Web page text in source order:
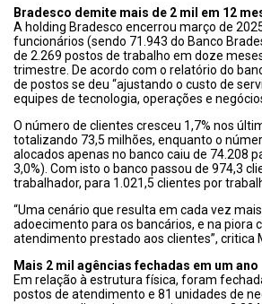
Bradesco demite mais de 2 mil em 12
A holding Bradesco encerrou março de
funcionários (sendo 71.943 do Banco
de 2.269 postos de trabalho em doze
trimestre. De acordo com o relatório do
de postos se deu “ajustando o custo de
equipes de tecnologia, operações e
O número de clientes cresceu 1,7% nos
totalizando 73,5 milhões, enquanto o
alocados apenas no banco caiu de 74.208
3,0%). Com isto o banco passou de 974,3
trabalhador, para 1.021,5 clientes por
“Uma cenário que resulta em cada vez
adoecimento para os bancários, e na piora
atendimento prestado aos clientes”, critica
Mais 2 mil agências fechadas em um ano
Em relação à estrutura física, foram
postos de atendimento e 81 unidades de